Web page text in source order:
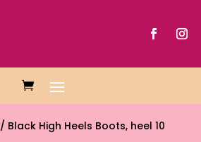
/ Black High Heels Boots, heel 10